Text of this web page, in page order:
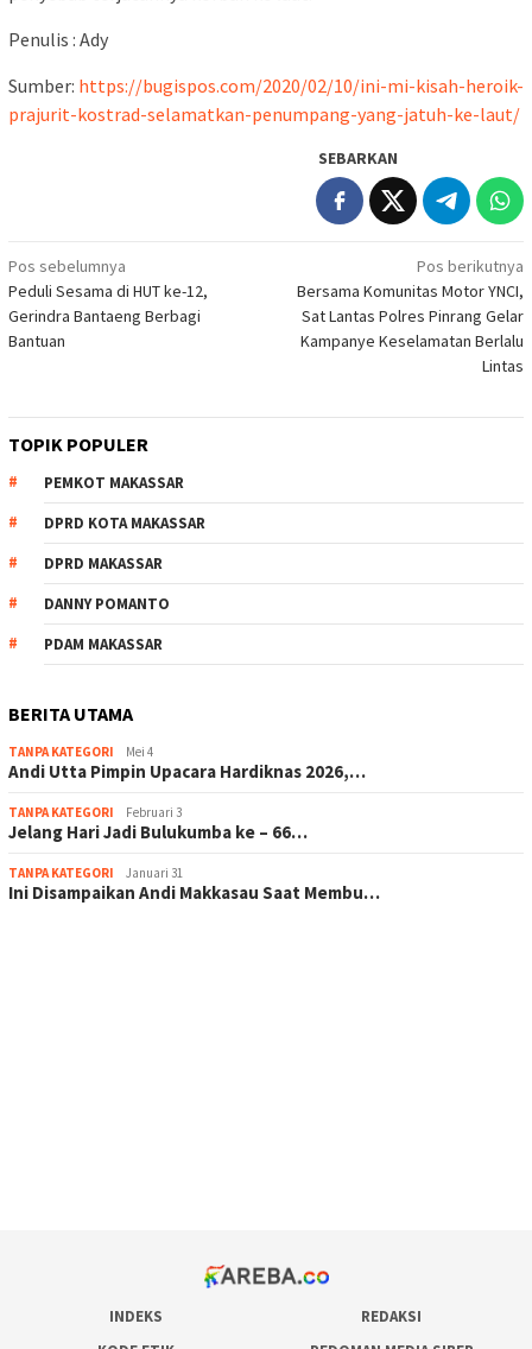
Penulis : Ady
Sumber: https://bugispos.com/2020/02/10/ini-mi-kisah-heroik-
prajurit-kostrad-selamatkan-penumpang-yang-jatuh-ke-laut/
SEBARKAN
Navigasi
pos
Pos sebelumnya
Peduli Sesama di HUT ke-12,
Gerindra Bantaeng Berbagi
Bantuan
Pos berikutnya
Bersama Komunitas Motor YNCI,
Sat Lantas Polres Pinrang Gelar
Kampanye Keselamatan Berlalu
Lintas
TOPIK POPULER
PEMKOT MAKASSAR
DPRD KOTA MAKASSAR
DPRD MAKASSAR
DANNY POMANTO
PDAM MAKASSAR
BERITA UTAMA
TANPA KATEGORI Mei 4
Andi Utta Pimpin Upacara Hardiknas 2026,…
TANPA KATEGORI Februari 3
Jelang Hari Jadi Bulukumba ke – 66…
TANPA KATEGORI Januari 31
Ini Disampaikan Andi Makkasau Saat Membu…
INDEKS
REDAKSI